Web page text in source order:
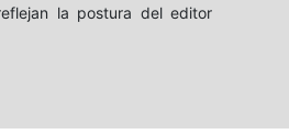
la postura del editor